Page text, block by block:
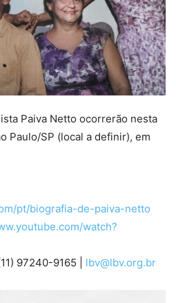
Paiva Netto ocorrerão nesta
Paulo/SP (local a definir), em
pt/biografia-de-paiva-netto
watch?
97240-9165 | lbv@lbv.org.br